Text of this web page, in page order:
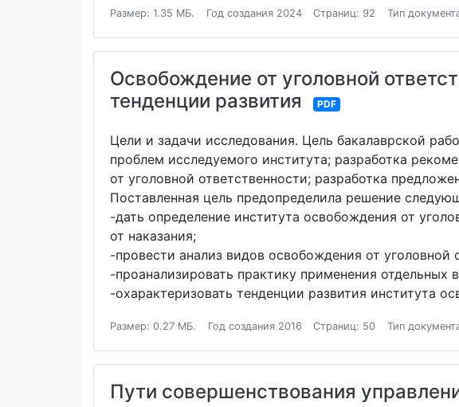
Размер: 1.35 МБ. Год создания 2024 Страниц: 92 Тип
Освобождение от уголовной
тенденции развития
PDF
Цели и задачи исследования. Цель бакалаврской
проблем исследуемого института; разработка
от уголовной ответственности; разработка
Поставленная цель предопределила решение
-дать определение института освобождения от
от наказания;
-провести анализ видов освобождения от уголовной
-проанализировать практику применения отдельных
-охарактеризовать тенденции развития института
Размер: 0.27 МБ. Год создания 2016 Страниц: 50 Тип
Пути совершенствования